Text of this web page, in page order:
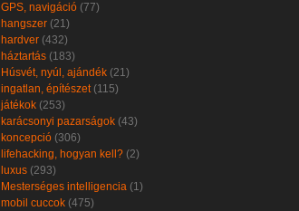
GPS, navigáció (77)
hangszer (21)
hardver (432)
háztartás (183)
Húsvét, nyúl, ajándék (21)
ingatlan, építészet(115)
játékok (253)
karácsonyi pazarságok (43)
koncepció (306)
lifehacking, hogyan kell? (2)
luxus (293)
Mesterséges intelligencia (1)
mobil cuccok (475)